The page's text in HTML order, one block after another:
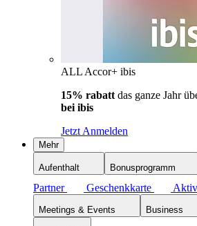
ALL Accor+ ibis
15% rabatt das ganze Jahr
bei ibis
Jetzt Anmelden
Mehr
Aufenthalt Bonusprogramm
Partner
Geschenkkarte
Meetings & Events Business